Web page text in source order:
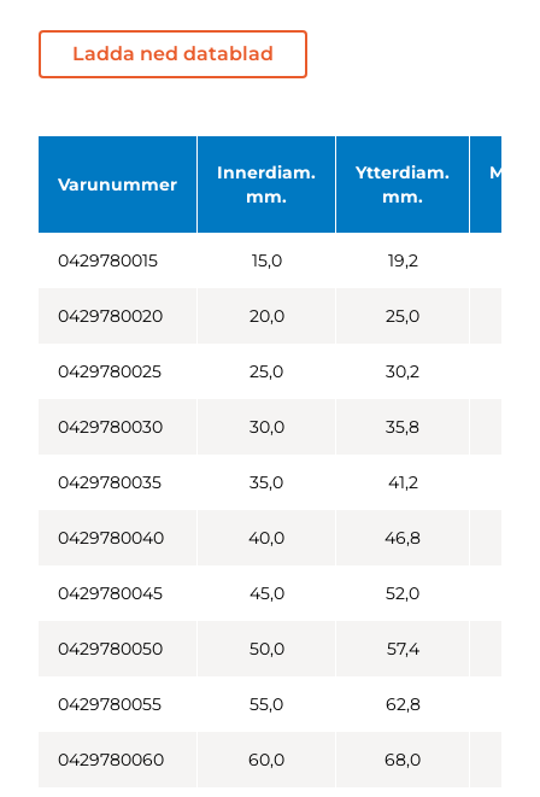
Ladda ned datablad
Varunummer
Innerdiam.
mm.
Ytterdiam.
mm.
0429780015 15,0 19,2
0429780020 20,0 25,0
0429780025 25,0 30,2
0429780030 30,0 35,8
0429780035 35,0 41,2
0429780040 40,0 46,8
0429780045 45,0 52,0
0429780050 50,0 57,4
0429780055 55,0 62,8
0429780060 60,0 68,0